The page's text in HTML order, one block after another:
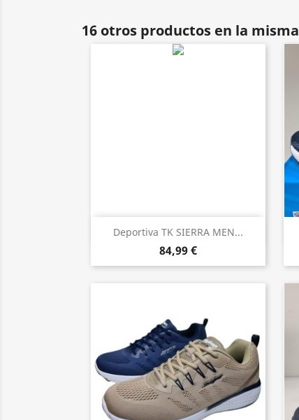
16 otros productos en la
Deportiva TK SIERRA MEN...
84,99 €
Vista rápida